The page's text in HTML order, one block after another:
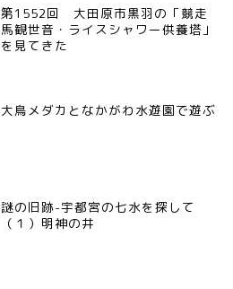
第1552回 大田原市黒羽の「競走
馬観世音・ライスシャワー供養塔」
を見てきた
大鳥メダカとなかがわ水遊園で遊ぶ
謎の旧跡-宇都宮の七水を探して
（１）明神の井